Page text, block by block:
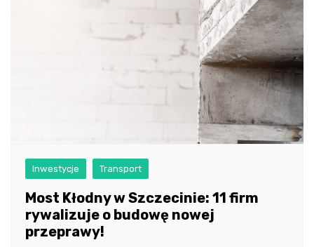
Inwestycje Transport
Most Kłodny w Szczecinie: 11 firm
rywalizuje o budowę nowej
przeprawy!